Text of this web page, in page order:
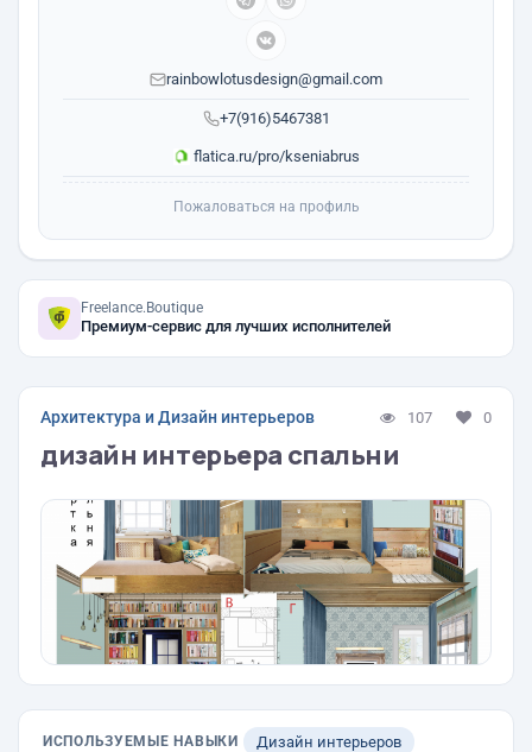
+7(916)5467381
rainbowlotusdesign@gmail.com
flatica.ru/pro/kseniabrus
Пожаловаться на профиль
Freelance.Boutique
Премиум-сервис для лучших исполнителей
Архитектура и Дизайн интерьеров 107 0
дизайн интерьера спальни
ИСПОЛЬЗУЕМЫЕ НАВЫКИ Дизайн интерьеров